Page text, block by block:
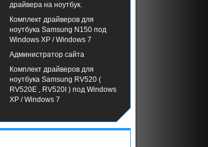
драйвера на ноутбук.
Комплект драйверов для
ноутбука Samsung N150 под
Windows XP / Windows 7
Администратор сайта
Комплект драйверов для
ноутбука Samsung RV520 (
RV520E , RV520I ) под Windows
XP / Windows 7